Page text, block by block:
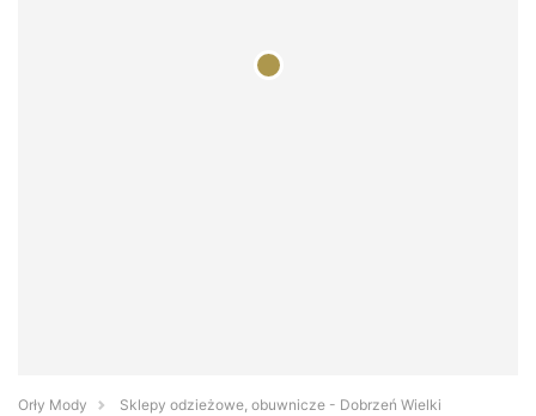
Orły Mody
Sklepy odzieżowe, obuwnicze - Dobrzeń Wielki